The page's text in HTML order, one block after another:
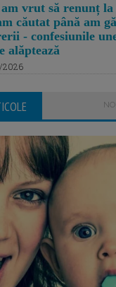
vrut să renunț la
căutat până am
- confesiunile
alăptează
2026